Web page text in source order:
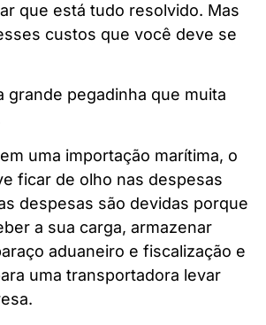
que está tudo resolvido. Mas
custos que você deve se
grande pegadinha que muita
uma importação marítima, o
ficar de olho nas despesas
despesas são devidas porque
a sua carga, armazenar
aduaneiro e fiscalização e
uma transportadora levar